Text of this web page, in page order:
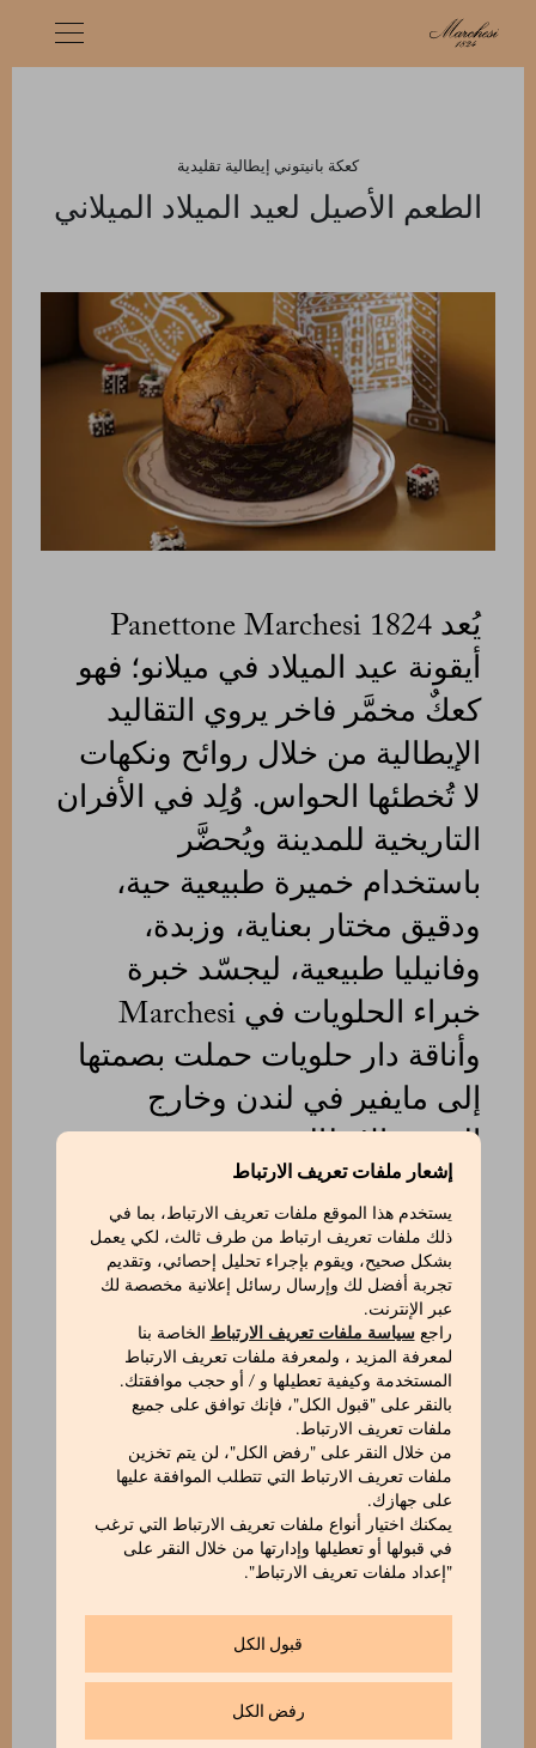
إشعار ملفات تعريف الارتباط
يستخدم هذا الموقع ملفات تعريف الارتباط، بما في
ذلك ملفات تعريف ارتباط من طرف ثالث، لكي يعمل
بشكل صحيح، ويقوم بإجراء تحليل إحصائي، وتقديم
تجربة أفضل لك وإرسال رسائل إعلانية مخصصة لك
عبر الإنترنت.
راجعسياسة ملفات تعريف الارتباط الخاصة بنا
لمعرفة المزيد ، ولمعرفة ملفات تعريف الارتباط
المستخدمة وكيفية تعطيلها و / أو حجب موافقتك.
بالنقر على "قبول الكل"، فإنك توافق على جميع
ملفات تعريف الارتباط.
من خلال النقر على "رفض الكل"، لن يتم تخزين
ملفات تعريف الارتباط التي تتطلب الموافقة عليها
على جهازك.
يمكنك اختيار أنواع ملفات تعريف الارتباط التي ترغب
في قبولها أو تعطيلها وإدارتها من خلال النقر على
"إعداد ملفات تعريف الارتباط".
قبول الكل
رفض الكل
كعكة بانيتوني إيطالية تقليدية
الطعم الأصيل لعيد الميلاد الميلاني
يُعد Panettone Marchesi 1824
أيقونة عيد الميلاد في ميلانو؛ فهو
كعكٌ مخمَّر فاخر يروي التقاليد
الإيطالية من خلال روائح ونكهات
لا تُخطئها الحواس. وُلِد في الأفران
التاريخية للمدينة ويُحضَّر
باستخدام خميرة طبيعية حية،
ودقيق مختار بعناية، وزبدة،
وفانيليا طبيعية، ليجسّد خبرة
خبراء الحلويات في Marchesi
وأناقة دار حلويات حملت بصمتها
إلى مايفير في لندن وخارج
الحدود الإيطالية.
يتميّز Panettone Classico Marchesi 1824 ببنية
داخلية طرية ومسامية، وعطر دافئ وآسر،
وحلاوة متوازنة تمنحها الزبيب وقشور البرتقال
المسكّرة. وتحوّل عملية التخمير الطبيعية الطويلة،
واحترام أوقات الراحة بدقة، والخبز المتقن، كل
شريحة إلى تجربة حسّية أصيلة، حيث تضمن
جودة المكوّنات الأولية والرقابة الدقيقة على كل
مرحلة طعماً كاملاً ومنسجماً.
إلى جانب الوصفة الكلاسيكية، تعيد Pasticceria
Marchesi تقديم البانيتوني بروح موسمية تُبرز
المكوّنات الطازجة والصادقة. ففي الخريف تظهر
تنويعات بنكهات الكمثرى مع القرفة والزنجبيل،
والكستناء المسكّرة، والشوكولاتة مع الفواكه
الحمراء؛ وفي الصيف يُقدَّر إصدارٌ أخف مع
المشمش والليمون واللوز، مثالي لتقديمه مع آيس
كريم بالكريمة كتحلية راقية. ويحافظ كل ابتكار
للنكهة من دون التفريط بجوهر التقاليد.